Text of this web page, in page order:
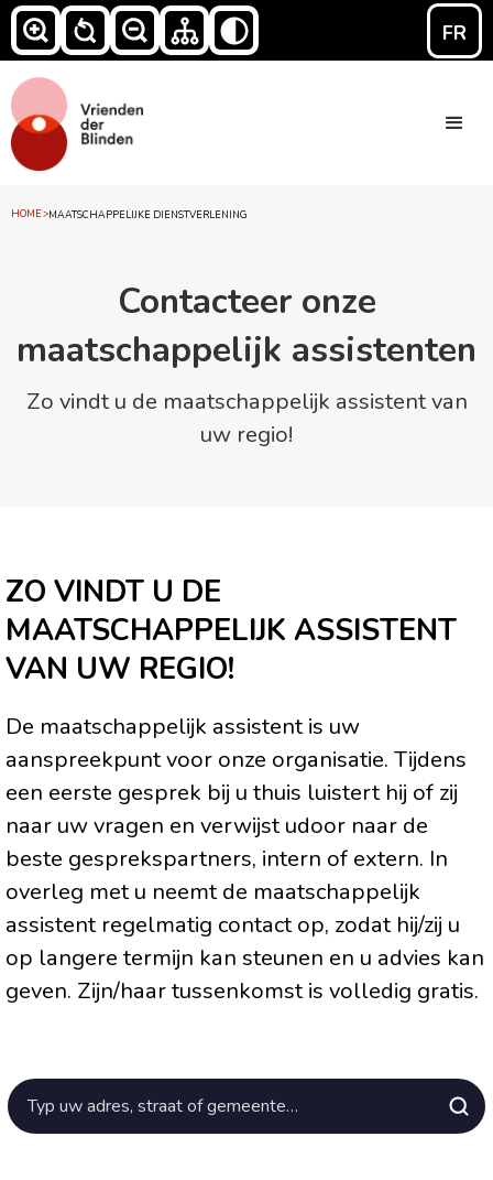
FR
HOME>MAATSCHAPPELIJKE DIENSTVERLENING
Contacteer onze
maatschappelijk assistenten
Zo vindt u de maatschappelijk assistent van
uw regio!
ZO VINDT U DE
MAATSCHAPPELIJK ASSISTENT
VAN UW REGIO!
De maatschappelijk assistent is uw
aanspreekpunt voor onze organisatie. Tijdens
een eerste gesprek bij u thuis luistert hij of zij
naar uw vragen en verwijst udoor naar de
beste gesprekspartners, intern of extern. In
overleg met u neemt de maatschappelijk
assistent regelmatig contact op, zodat hij/zij u
op langere termijn kan steunen en u advies kan
geven. Zijn/haar tussenkomst is volledig gratis.